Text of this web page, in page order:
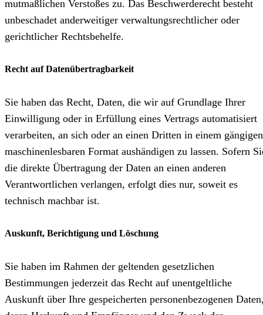
mutmaßlichen Verstoßes zu. Das Beschwerderecht besteht
unbeschadet anderweitiger verwaltungsrechtlicher oder
gerichtlicher Rechtsbehelfe.
Recht auf Daten­übertrag­barkeit
Sie haben das Recht, Daten, die wir auf Grundlage Ihrer
Einwilligung oder in Erfüllung eines Vertrags automatisiert
verarbeiten, an sich oder an einen Dritten in einem
maschinenlesbaren Format aushändigen zu lassen. Sofern
die direkte Übertragung der Daten an einen anderen
Verantwortlichen verlangen, erfolgt dies nur, soweit es
technisch machbar ist.
Auskunft, Berichtigung und Löschung
Sie haben im Rahmen der geltenden gesetzlichen
Bestimmungen jederzeit das Recht auf unentgeltliche
Auskunft über Ihre gespeicherten personenbezogenen